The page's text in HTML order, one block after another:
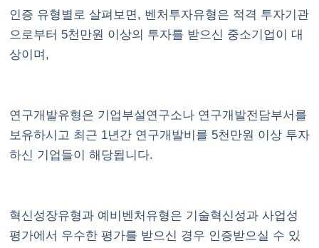
인증 유형별로 살펴보면, 벤처투자유형은 적격 투자기관
으로부터 5천만원 이상의 투자를 받으신 중소기업이 대
상이며,
연구개발유형은 기업부설연구소나 연구개발전담부서를
보유하시고 최근 1년간 연구개발비를 5천만원 이상 투자
하신 기업들이 해당됩니다.
혁신성장유형과 예비벤처유형은 기술혁신성과 사업성
평가에서 우수한 평가를 받으신 경우 인증받으실 수 있